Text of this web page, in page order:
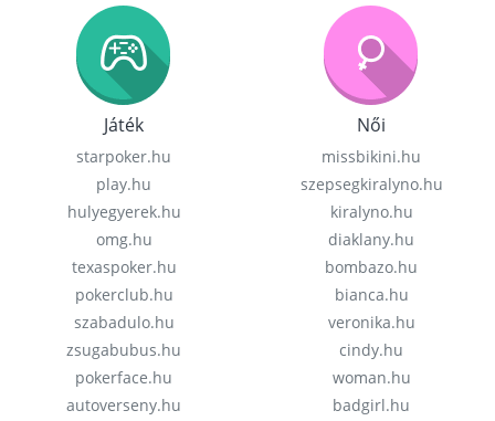
Játék
starpoker.hu
play.hu
hulyegyerek.hu
omg.hu
texaspoker.hu
pokerclub.hu
szabadulo.hu
zsugabubus.hu
pokerface.hu
autoverseny.hu
Női
missbikini.hu
szepsegkiralyno.hu
kiralyno.hu
diaklany.hu
bombazo.hu
bianca.hu
veronika.hu
cindy.hu
woman.hu
badgirl.hu